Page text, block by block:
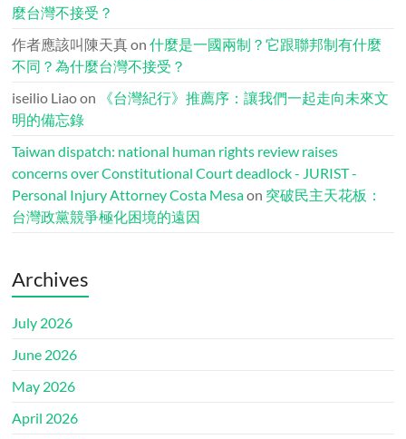
麼台灣不接受？
作者應該叫陳天真 on什麼是一國兩制？它跟聯邦制有什麼
不同？為什麼台灣不接受？
iseilio Liaoon
《台灣紀行》推薦序：讓我們一起走向未來文
明的備忘錄
Taiwan dispatch: national human rights review raises
concerns over Constitutional Court deadlock - JURIST -
Personal Injury Attorney Costa Mesaon 突破民主天花板：
台灣政黨競爭極化困境的遠因
Archives
July 2026
June 2026
May 2026
April 2026